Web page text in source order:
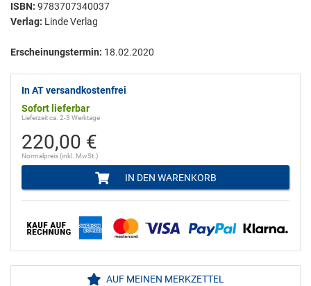
ISBN: 9783707340037
Verlag: Linde Verlag
Erscheinungstermin: 18.02.2020
In AT versandkostenfrei
Sofort lieferbar
Lieferzeit ca. 2-3 Werktage
220,00 €
Normalpreis (inkl. MwSt.)
IN DEN WARENKORB
AUF MEINEN MERKZETTEL